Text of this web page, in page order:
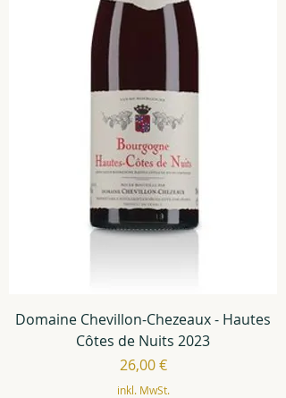
Domaine Chevillon-Chezeaux - Hautes
Côtes de Nuits 2023
Preis
26,00 €
inkl. MwSt.